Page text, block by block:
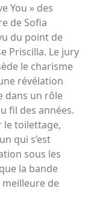
You » des
de Sofia
du point de
Priscilla. Le jury
le charisme
révélation
dans un rôle
fil des années.
le toilettage,
qui s’est
sous les
la bande
de